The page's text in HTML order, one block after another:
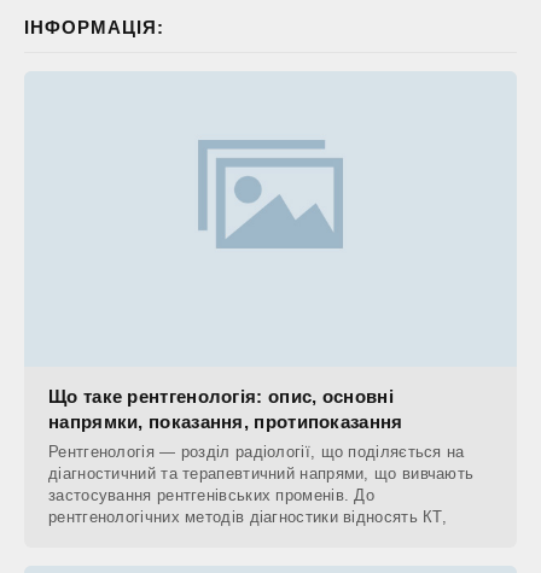
ІНФОРМАЦІЯ:
Що таке рентгенологія: опис, основні
напрямки, показання, протипоказання
Рентгенологія — розділ радіології, що поділяється на
діагностичний та терапевтичний напрями, що вивчають
застосування рентгенівських променів. До
рентгенологічних методів діагностики відносять КТ,